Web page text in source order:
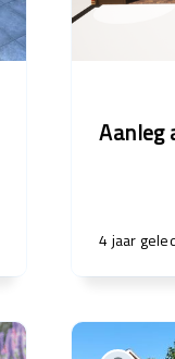
Aanleg
4 jaar